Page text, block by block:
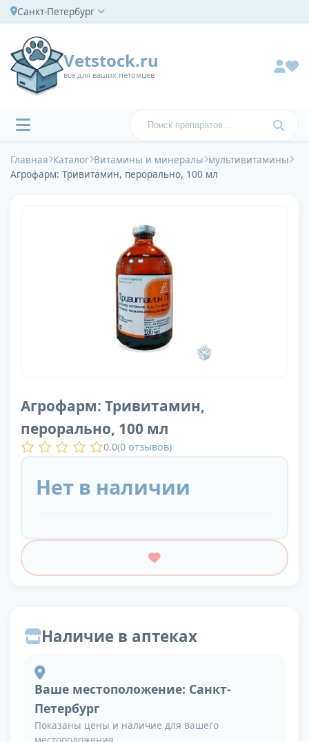
Санкт-Петербург
Vetstock.ru
все для ваших петомцев
Главная Каталог Витамины и минералы мультивитамины
Агрофарм: Тривитамин, перорально, 100 мл
Агрофарм: Тривитамин,
перорально, 100 мл
0.0(0 отзывов)
Нет в наличии
Наличие в аптеках
Ваше местоположение: Санкт-
Петербург
Показаны цены и наличие для вашего